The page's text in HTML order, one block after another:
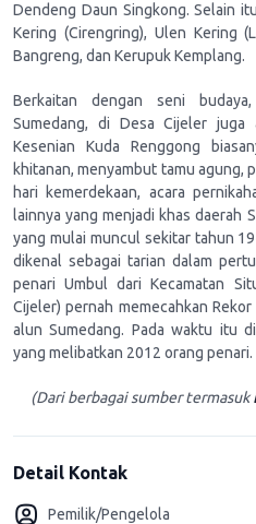
Dendeng Daun Singkong. Selain
Kering (Cirengring), Ulen Kering
Bangreng, dan Kerupuk Kemplang.
Berkaitan dengan seni
Sumedang, di Desa Cijeler juga
Kesenian Kuda Renggong
khitanan, menyambut tamu agung,
hari kemerdekaan, acara
lainnya yang menjadi khas daerah
yang mulai muncul sekitar tahun
dikenal sebagai tarian dalam
penari Umbul dari Kecamatan
Cijeler) pernah memecahkan
alun Sumedang. Pada waktu itu
yang melibatkan 2012 orang penari.
(Dari berbagai sumber termasuk
Detail Kontak
Pemilik/Pengelola